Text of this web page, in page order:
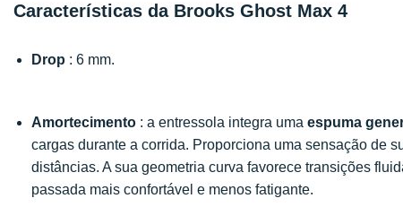
Características da Brooks Ghost Max 4
Drop : 6 mm.
Amortecimento : a entressola integra uma espuma
cargas durante a corrida. Proporciona uma sensação de
distâncias. A sua geometria curva favorece transições
passada mais confortável e menos fatigante.